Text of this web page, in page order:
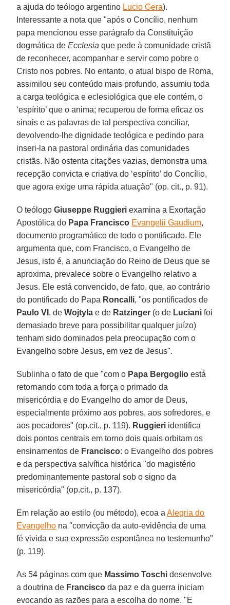
a ajuda do teólogo argentino Lucio Gera).
Interessante a nota que "após o Concílio, nenhum
papa mencionou esse parágrafo da Constituição
dogmática deEcclesia que pede à comunidade cristã
de reconhecer, acompanhar e servir como pobre o
Cristo nos pobres. No entanto, o atual bispo de Roma,
assimilou seu conteúdo mais profundo, assumiu toda
a carga teológica e eclesiológica que ele contém, o
‘espírito’ que o anima; recuperou de forma eficaz os
sinais e as palavras de tal perspectiva conciliar,
devolvendo-lhe dignidade teológica e pedindo para
inseri-la na pastoral ordinária das comunidades
cristãs. Não ostenta citações vazias, demonstra uma
recepção convicta e criativa do ‘espírito’ do Concílio,
que agora exige uma rápida atuação" (op. cit., p. 91).
O teólogoGiuseppe Ruggieri examina a Exortação
Apostólica do Papa Francisco Evangelii Gaudium,
documento programático de todo o pontificado. Ele
argumenta que, com Francisco, o Evangelho de
Jesus, isto é, a anunciação do Reino de Deus que se
aproxima, prevalece sobre o Evangelho relativo a
Jesus. Ele está convencido, de fato, que, ao contrário
do pontificado do Papa Roncalli, "os pontificados de
Paulo VI , deWojtyla e de Ratzinger (o de Luciani foi
demasiado breve para possibilitar qualquer juízo)
tenham sido dominados pela preocupação com o
Evangelho sobre Jesus, em vez de Jesus".
Sublinha o fato de que "com o Papa Bergoglio está
retornando com toda a força o primado da
misericórdia e do Evangelho do amor de Deus,
especialmente próximo aos pobres, aos sofredores, e
aos pecadores" (op.cit., p. 119). Ruggieri identifica
dois pontos centrais em torno dois quais orbitam os
ensinamentos de Francisco: o Evangelho dos pobres
e da perspectiva salvífica histórica "do magistério
predominantemente pastoral sob o signo da
misericórdia" (op.cit., p. 137).
Em relação ao estilo (ou método), ecoa aAlegria do
Evangelho na "convicção da auto-evidência de uma
fé vivida e sua expressão espontânea no testemunho"
(p. 119).
As 54 páginas com que Massimo Toschi desenvolve
a doutrina de Francisco da paz e da guerra iniciam
evocando as razões para a escolha do nome. "E